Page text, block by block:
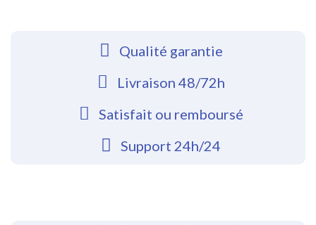
Qualité garantie
Livraison 48/72h
Satisfait ou remboursé
Support 24h/24